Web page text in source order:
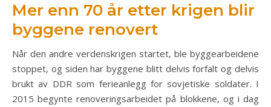
Mer enn 70 år etter krigen blir
byggene renovert
Når den andre verdenskrigen startet, ble byggearbeidene
stoppet, og siden har byggene blitt delvis forfalt og delvis
brukt av DDR som ferieanlegg for sovjetiske soldater. I
2015 begynte renoveringsarbeidet på blokkene, og i dag